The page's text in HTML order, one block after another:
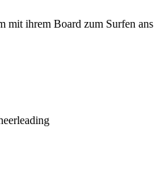
mit ihrem Board zum Surfen ans